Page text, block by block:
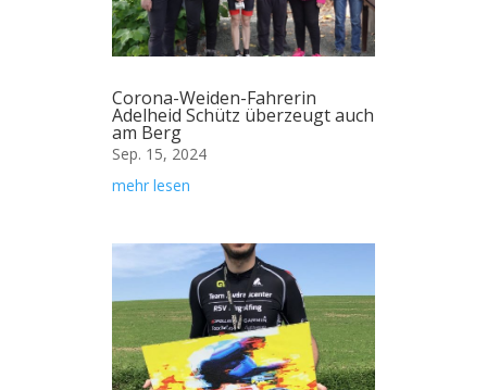
Corona-Weiden-Fahrerin
Adelheid Schütz überzeugt auch
am Berg
Sep. 15, 2024
mehr lesen